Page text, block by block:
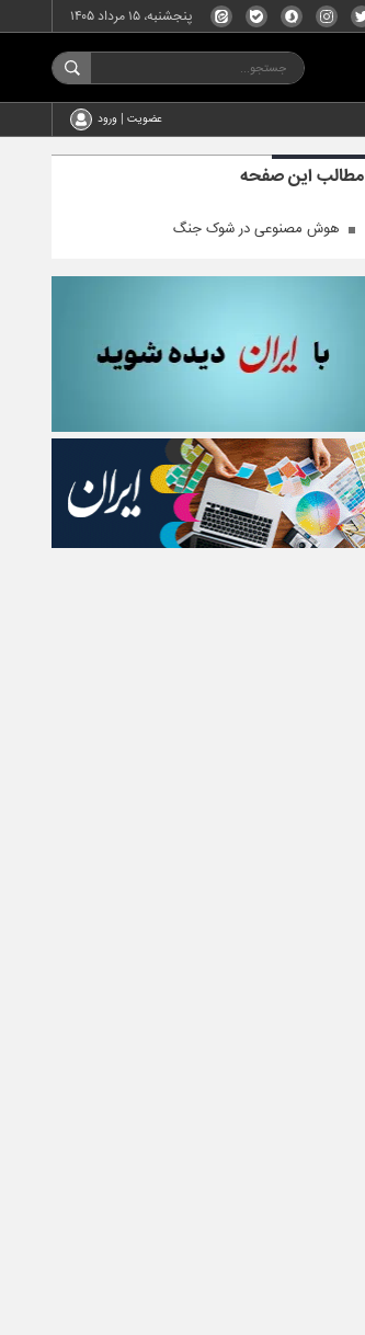
پنجشنبه، ۱۵ مرداد ۱۴۰۵
عضویت | ورود
مطالب این صفحه
هوش مصنوعی در شوک جنگ